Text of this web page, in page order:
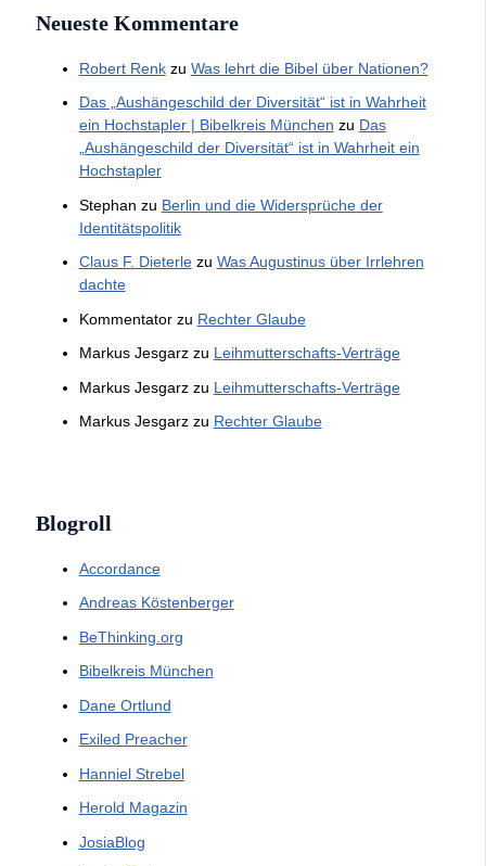
Neueste Kommentare
Robert Renkzu Was lehrt die Bibel über Nationen?
Das „Aushängeschild der Diversität“ ist in Wahrheit
ein Hochstapler | Bibelkreis München zu Das
„Aushängeschild der Diversität“ ist in Wahrheit ein
Hochstapler
Stephan zu Berlin und die Widersprüche der
Identitätspolitik
Claus F. Dieterlezu Was Augustinus über Irrlehren
dachte
Kommentatorzu Rechter Glaube
Markus Jesgarzzu Leihmutterschafts-Verträge
Markus Jesgarzzu Leihmutterschafts-Verträge
Markus Jesgarzzu Rechter Glaube
Blogroll
Accordance
Andreas Köstenberger
BeThinking.org
Bibelkreis München
Dane Ortlund
Exiled Preacher
Hanniel Strebel
Herold Magazin
JosiaBlog